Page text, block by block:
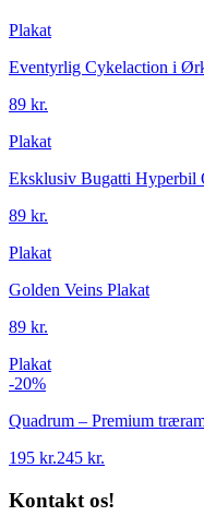
Plakat
Eventyrlig Cykelaction i
89 kr.
Plakat
Eksklusiv Bugatti Hyperbil
89 kr.
Plakat
Golden Veins Plakat
89 kr.
Plakat
-20%
Quadrum – Premium
195 kr.245 kr.
Kontakt os!